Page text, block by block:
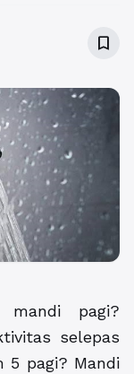
bookmark_border
mandi pagi?
selepas
5 pagi? Mandi